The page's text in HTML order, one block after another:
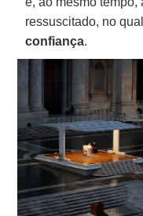
ressuscitado, no
confiança.